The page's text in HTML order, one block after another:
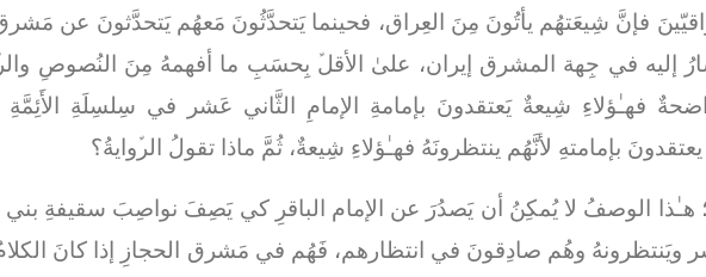
فإنَّ شِيعَتهُم يأتُونَ مِنَ العِراق، فحينما يَتحدَّثُونَ مَعهُم يَتحدَّثونَ عن
إليه في جِهة المشرق إيران، علىٰ الأقلﱢ بِحسَبِ ما أفهمهُ مِنَ النُصوصِ
واضحةٌ فهـٰؤلاءِ شِيعةٌ يَعتقدونَ بإمامةِ الإمامِ الثَّاني عَشر في سِلسِلَةِ
يعتقدونَ بإمامتهِ لأنَّهُم ينتظرونَهُ فهـٰؤلاءِ شِيعةٌ، ثُمَّ ماذا تقولُ الرﱢوايةُ؟
هـٰذا الوصفُ لا يُمكِنُ أن يَصدُرَ عن الإمام الباقرِ كي يَصِفَ نواصِبَ سقيفةِ بني
عشر ويَنتظرونهُ وهُم صادِقونَ في انتظارهم، فَهُم في مَشرق الحجازِ إذا كانَ